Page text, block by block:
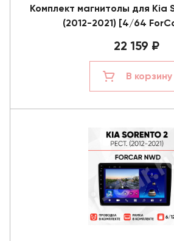
Комплект магнитолы для Kia
(2012-2021) [4/64
22 159 ₽
В корзину